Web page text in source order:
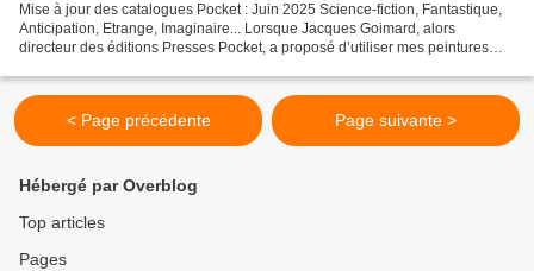
Mise à jour des catalogues Pocket : Juin 2025 Science-fiction, Fantastique,
Anticipation, Etrange, Imaginaire... Lorsque Jacques Goimard, alors
directeur des éditions Presses Pocket, a proposé d’utiliser mes peintures
< Page précédente Page suivante >
Hébergé par Overblog
Top articles
Pages